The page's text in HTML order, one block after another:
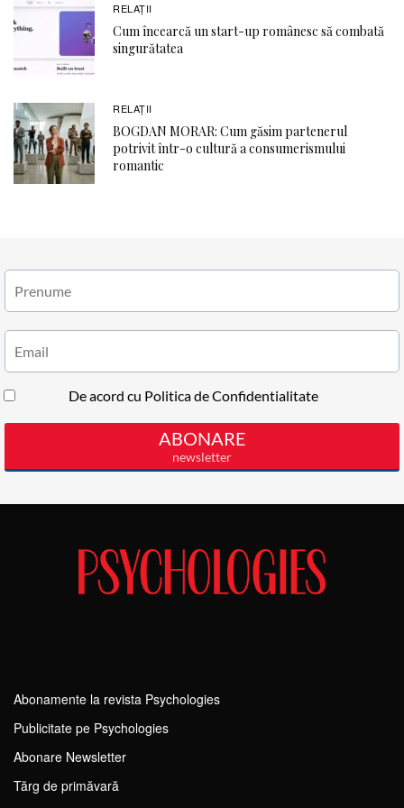
RELAŢII
Cum încearcă un start-up românesc să combată
singurătatea
RELAŢII
BOGDAN MORAR: Cum găsim partenerul
potrivit într-o cultură a consumerismului
romantic
Abonamente la revista Psychologies
Publicitate pe Psychologies
Abonare Newsletter
Tărg de primăvară